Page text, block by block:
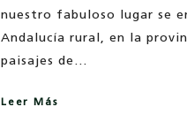
nuestro fabuloso lugar se
Andalucía rural, en la
paisajes de…
Leer Más